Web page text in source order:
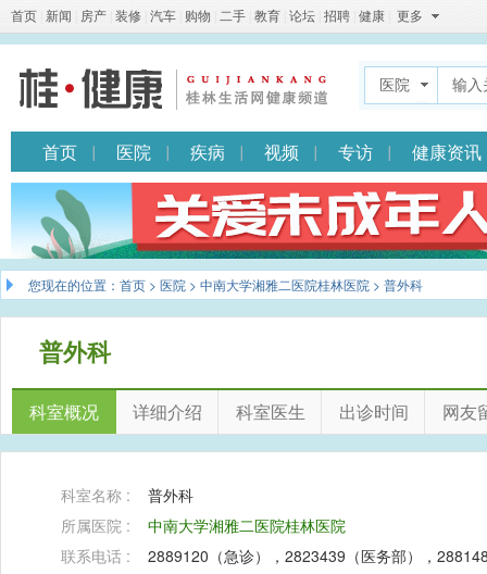
首页 新闻 房产 装修 汽车 购物 二手 教育 论坛 招聘 健康 更多
医院
首页 医院 疾病 视频 专访 健康资讯
您现在的位置： 首页 > 医院 > 中南大学湘雅二医院桂林医院 > 普外科
普外科
科室概况 详细介绍 科室医生 出诊时间 网友
科室名称 :
普外科
所属医院 :
中南大学湘雅二医院桂林医院
联系电话 :
2889120（急诊），2823439（医务部），